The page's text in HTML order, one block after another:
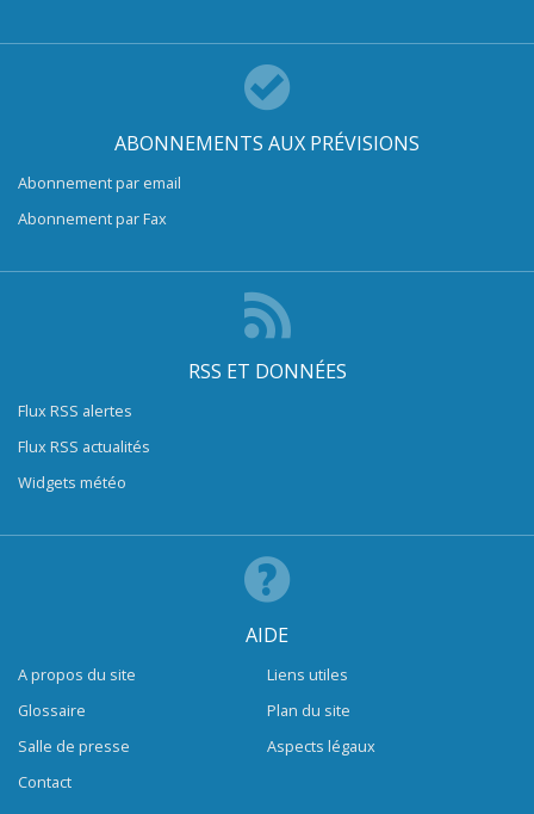
ABONNEMENTS AUX PRÉVISIONS
Abonnement par email
Abonnement par Fax
RSS ET DONNÉES
Flux RSS alertes
Flux RSS actualités
Widgets météo
AIDE
A propos du site
Glossaire
Salle de presse
Contact
Liens utiles
Plan du site
Aspects légaux